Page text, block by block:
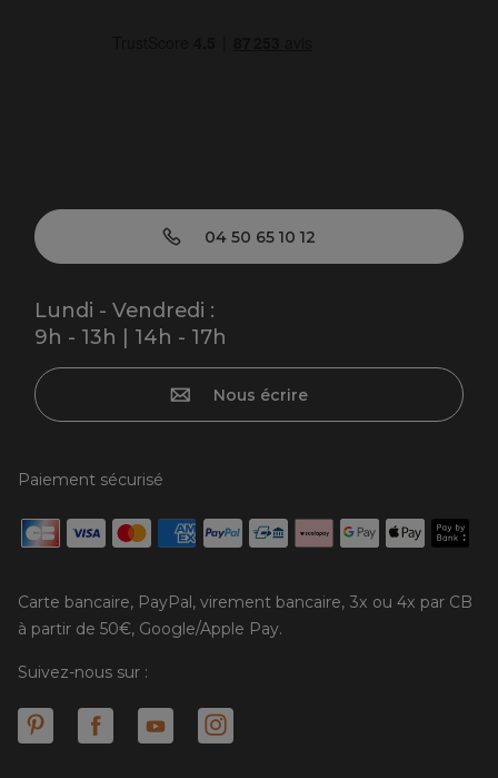
04 50 65 10 12
Lundi - Vendredi :
9h - 13h | 14h - 17h
Nous écrire
Paiement sécurisé
Carte bancaire, PayPal, virement bancaire, 3x ou 4x par CB
à partir de 50€, Google/Apple Pay.
Suivez-nous sur :